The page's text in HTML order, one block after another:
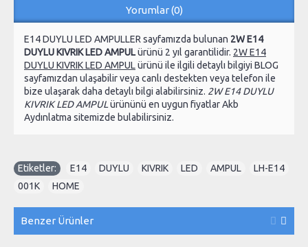
Yorumlar (0)
E14 DUYLU LED AMPULLER sayfamızda bulunan 2W E14
DUYLU KIVRIK LED AMPULürünü 2 yıl garantilidir. 2W E14
DUYLU KIVRIK LED AMPULürünü ile ilgili detaylı bilgiyi BLOG
sayfamızdan ulaşabilir veya canlı destekten veya telefon ile
bize ulaşarak daha detaylı bilgi alabilirsiniz. 2W E14 DUYLU
KIVRIK LED AMPULürününü en uygun fiyatlar Akb
Aydınlatma sitemizde bulabilirsiniz.
Etiketler: E14 DUYLU KIVRIK LED AMPUL LH-E14
001K
HOME
Benzer Ürünler